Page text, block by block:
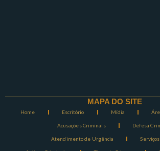
MAPA DO SITE
Home Escritório Mídia
Acusações Criminais Defesa
Atendimento de Urgência